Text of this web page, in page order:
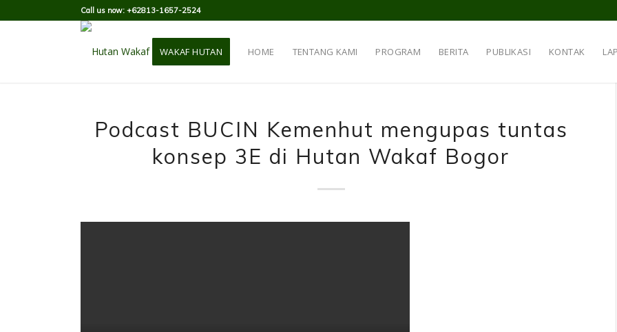
Call us now: +62813-1657-2524
WAKAF HUTAN HOME TENTANG KAMI PROGRAM BERITA PUBLIKASI KONTAK
Podcast BUCIN Kemenhut mengupas tuntas
konsep 3E di Hutan Wakaf Bogor